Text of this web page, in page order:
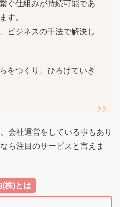
ぐ仕組みが持続可能であ
す。
ビジネスの手法で解決し
をつくり、ひろげていき
会社運営をしている事もあり
ら注目のサービスと言えま
(株)とは